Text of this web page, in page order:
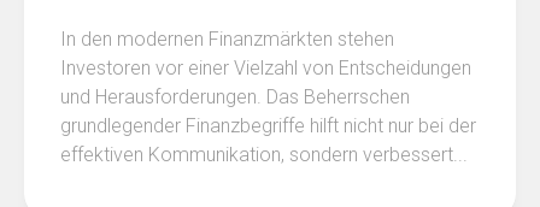
In den modernen Finanzmärkten stehen
Investoren vor einer Vielzahl von Entscheidungen
und Herausforderungen. Das Beherrschen
grundlegender Finanzbegriffe hilft nicht nur bei der
effektiven Kommunikation, sondern verbessert...